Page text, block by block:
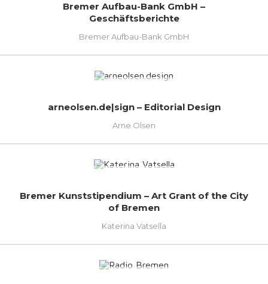
Bremer Aufbau-Bank GmbH –
Geschäftsberichte
Bremer Aufbau-Bank GmbH
arneolsen.de|sign – Editorial Design
Arne Olsen
Bremer Kunststipendium – Art Grant of the City
of Bremen
Katerina Vatsella